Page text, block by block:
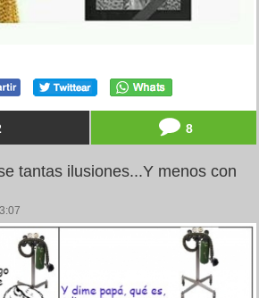
8
tantas ilusiones...Y menos con